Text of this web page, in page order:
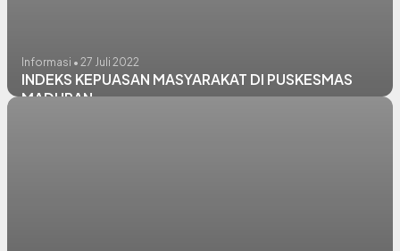
Informasi • 27 Juli 2022
INDEKS KEPUASAN MASYARAKAT DI PUSKESMAS
MADURAN